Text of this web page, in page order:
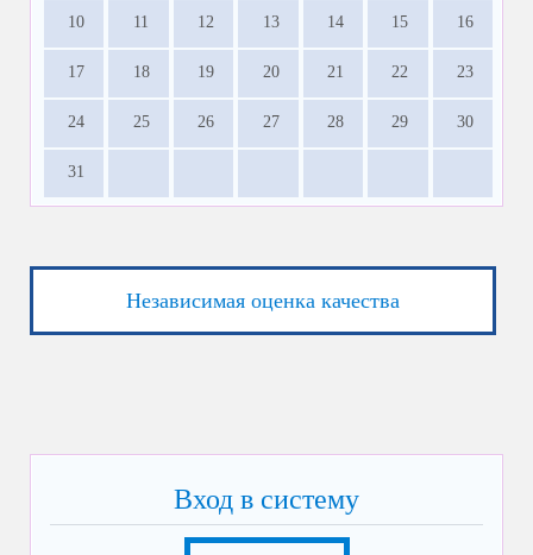
10 11 12 13 14 15 16
17 18 19 20 21 22 23
24 25 26 27 28 29 30
31
Независимая оценка качества
Вход в систему